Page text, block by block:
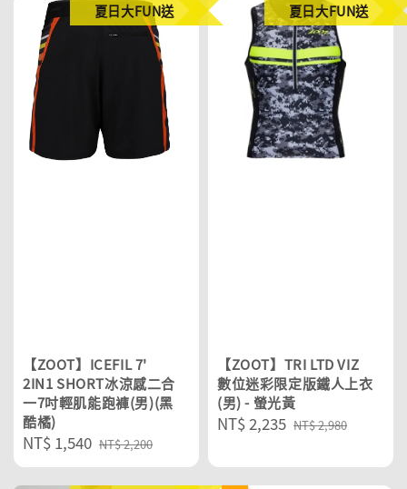
夏日大FUN送
【ZOOT】ICEFIL 7'
2IN1 SHORT冰涼感二合
一7吋輕肌能跑褲(男)(黑
酷橘)
Sale
price
NT$ 1,540 Regular
price
NT$ 2,200
夏日大FUN送
【ZOOT】TRI LTD VIZ
數位迷彩限定版鐵人上衣
(男) - 螢光黃
Sale
NT$ 2,235 Regular
NT$ 2,980